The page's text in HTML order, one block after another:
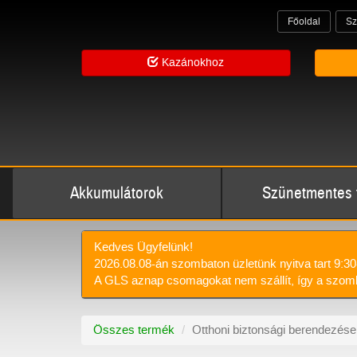
Főoldal
Kazánokhoz
Akkumulátorok
Kedves Ügyfelünk!
2026.08.08-án szombaton üzletünk nyitva tart
A GLS aznap csomagokat nem szállít, így a
Összes termék Otthoni biztonsági